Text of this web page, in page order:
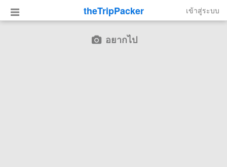
theTripPacker เข้าสู่ระบบ
อยากไป